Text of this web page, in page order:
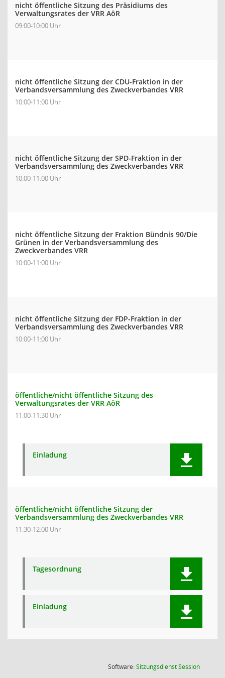
nicht öffentliche Sitzung des Präsidiums des
Verwaltungsrates der VRR AöR
09:00-10:00 Uhr
nicht öffentliche Sitzung der CDU-Fraktion in der
Verbandsversammlung des Zweckverbandes VRR
10:00-11:00 Uhr
nicht öffentliche Sitzung der SPD-Fraktion in der
Verbandsversammlung des Zweckverbandes VRR
10:00-11:00 Uhr
nicht öffentliche Sitzung der Fraktion Bündnis 90/Die
Grünen in der Verbandsversammlung des
Zweckverbandes VRR
10:00-11:00 Uhr
nicht öffentliche Sitzung der FDP-Fraktion in der
Verbandsversammlung des Zweckverbandes VRR
10:00-11:00 Uhr
öffentliche/nicht öffentliche Sitzung des
Verwaltungsrates der VRR AöR
11:00-11:30 Uhr
Einladung
öffentliche/nicht öffentliche Sitzung der
Verbandsversammlung des Zweckverbandes VRR
11:30-12:00 Uhr
Tagesordnung
Einladung
Software:SitzungsdienstSession(Wird in